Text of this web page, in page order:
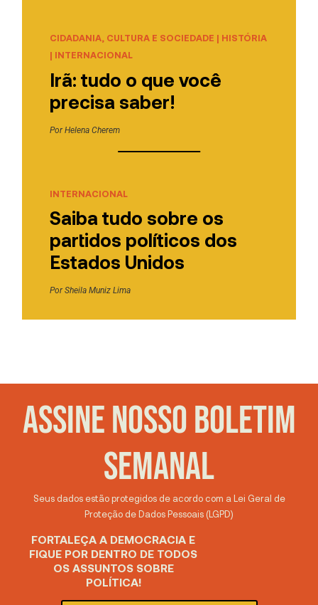
CIDADANIA, CULTURA E SOCIEDADE | HISTÓRIA
| INTERNACIONAL
Irã: tudo o que você
precisa saber!
PorHelena Cherem
INTERNACIONAL
Saiba tudo sobre os
partidos políticos dos
Estados Unidos
PorSheila Muniz Lima
ASSINE NOSSO BOLETIM
SEMANAL
Seus dados estão protegidos de acordo com a Lei Geral de
Proteção de Dados Pessoais (LGPD)
FORTALEÇA A DEMOCRACIA E
FIQUE POR DENTRO DE TODOS
OS ASSUNTOS SOBRE
POLÍTICA!